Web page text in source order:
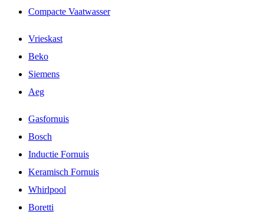
Compacte Vaatwasser
Vrieskast
Beko
Siemens
Aeg
Gasfornuis
Bosch
Inductie Fornuis
Keramisch Fornuis
Whirlpool
Boretti